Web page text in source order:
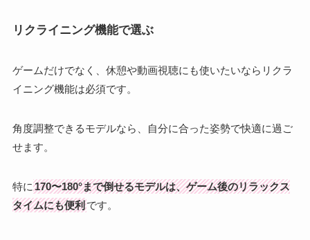
リクライニング機能で選ぶ
ゲームだけでなく、休憩や動画視聴にも使いたいならリクラ
イニング機能は必須です。
角度調整できるモデルなら、自分に合った姿勢で快適に過ご
せます。
特に 170〜180°まで倒せるモデルは、ゲーム後のリラックス
タイムにも便利 です。